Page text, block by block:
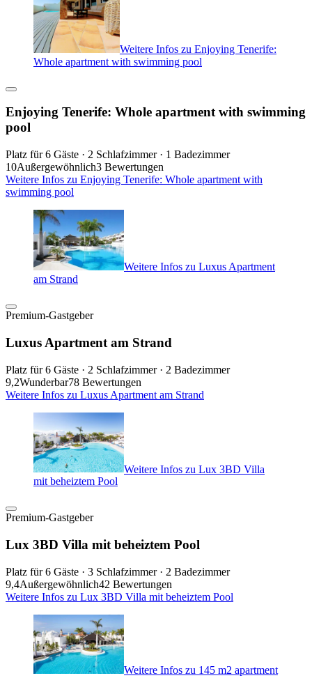
Weitere Infos zu Enjoying Tenerife:
Whole apartment with swimming pool
Enjoying Tenerife: Whole apartment with swimming
pool
Platz für 6 Gäste · 2 Schlafzimmer · 1 Badezimmer
10Außergewöhnlich3 Bewertungen
Weitere Infos zu Enjoying Tenerife: Whole apartment with
swimming pool
Weitere Infos zu Luxus Apartment
am Strand
Premium-Gastgeber
Luxus Apartment am Strand
Platz für 6 Gäste · 2 Schlafzimmer · 2 Badezimmer
9,2Wunderbar78 Bewertungen
Weitere Infos zu Luxus Apartment am Strand
Weitere Infos zu Lux 3BD Villa
mit beheiztem Pool
Premium-Gastgeber
Lux 3BD Villa mit beheiztem Pool
Platz für 6 Gäste · 3 Schlafzimmer · 2 Badezimmer
9,4Außergewöhnlich42 Bewertungen
Weitere Infos zu Lux 3BD Villa mit beheiztem Pool
Weitere Infos zu 145 m2 apartment